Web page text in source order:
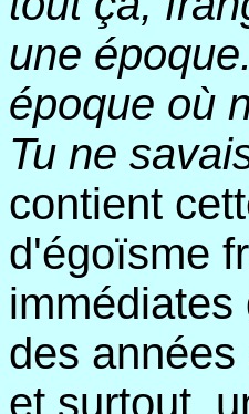
une
époque où
Tu ne
contient
d'égoïsme
des
et surtout,